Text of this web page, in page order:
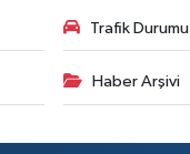
Trafik Durumu
Haber Arşivi